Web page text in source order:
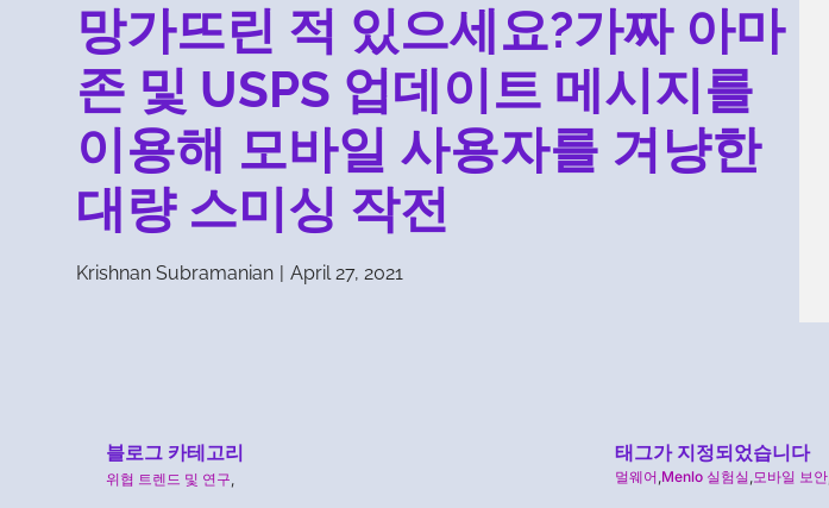
망가뜨린 적 있으세요?가짜 아마
존 및 USPS 업데이트 메시지를
이용해 모바일 사용자를 겨냥한
대량 스미싱 작전
Krishnan Subramanian | April 27, 2021
블로그 카테고리
위협 트렌드 및 연구
태그가 지정되었습니다
멀웨어 Menlo 실험실 모바일 보안,